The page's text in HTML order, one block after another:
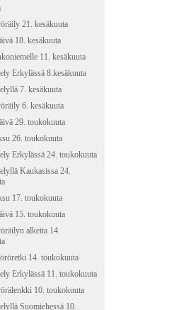
21. kesäkuuta
18. kesäkuuta
11. kesäkuuta
Erkylässä 8.kesäkuuta
7. kesäkuuta
6. kesäkuuta
29. toukokuuta
26. toukokuuta
Erkylässä 24. toukokuuta
Kaukasissa 24.
17. toukokuuta
15. toukokuuta
alkeita 14.
14. toukokuuta
Erkylässä 11. toukokuuta
10. toukokuuta
Suomiehessä 10.